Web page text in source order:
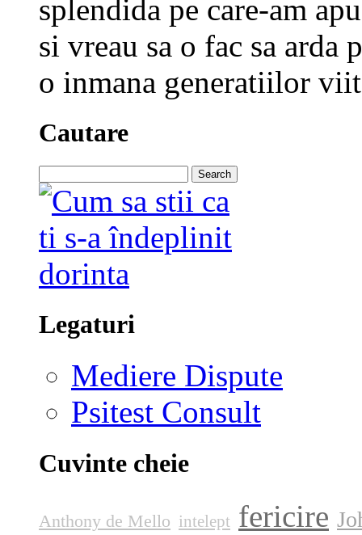
splendida pe care-am
si vreau sa o fac sa
o inmana generatiilor
Cautare
for:
Legaturi
Mediere Dispute
Psitest Consult
Cuvinte cheie
Anthony de Mello intelept fericire